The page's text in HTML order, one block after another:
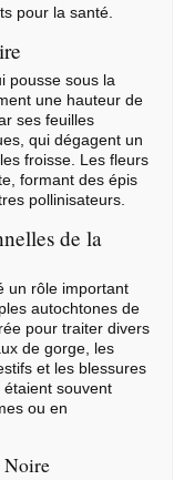
pour la santé.
pousse sous la
une hauteur de
ses feuilles
qui dégagent un
froisse. Les fleurs
formant des épis
pollinisateurs.
de la
un rôle important
autochtones de
pour traiter divers
de gorge, les
et les blessures
souvent
ou en
Noire